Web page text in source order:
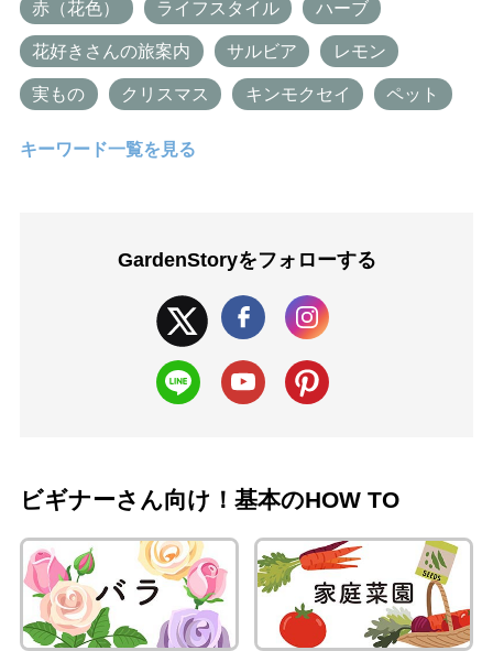
赤（花色） ライフスタイル ハーブ
花好きさんの旅案内 サルビア レモン
実もの クリスマス キンモクセイ ペット
キーワード一覧を見る
GardenStoryをフォローする
ビギナーさん向け！基本のHOW TO